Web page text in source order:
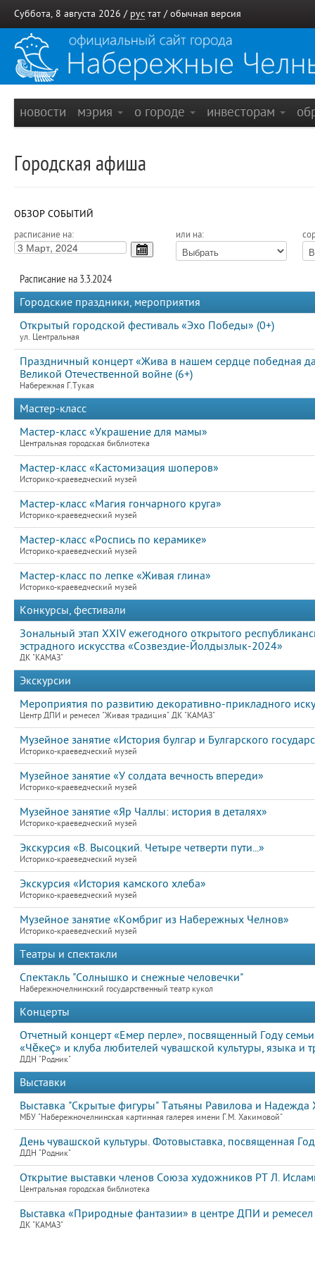
Суббота, 8 августа 2026 / рус тат / обычная версия
новости мэрия о городе инвесторам
Городская афиша
ОБЗОР СОБЫТИЙ
расписание на: или на:
Расписание на 3.3.2024
Городские праздники, мероприятия
Открытый городской фестиваль «Эхо Победы» (0+)
ул. Центральная
Праздничный концерт «Жива в нашем сердце победная
Великой Отечественной войне (6+)
Набережная Г.Тукая
Мастер-класс
Мастер-класс «Украшение для мамы»
Центральная городская библиотека
Мастер-класс «Кастомизация шоперов»
Историко-краеведческий музей
Мастер-класс «Магия гончарного круга»
Историко-краеведческий музей
Мастер-класс «Роспись по керамике»
Историко-краеведческий музей
Мастер-класс по лепке «Живая глина»
Историко-краеведческий музей
Конкурсы, фестивали
Зональный этап XXIV ежегодного открытого
эстрадного искусства «Созвездие-Йолдызлык-2024»
ДК "КАМАЗ"
Экскурсии
Мероприятия по развитию декоративно-прикладного
Центр ДПИ и ремесел "Живая традиция" ДК "КАМАЗ"
Музейное занятие «История булгар и Булгарского
Историко-краеведческий музей
Музейное занятие «У солдата вечность впереди»
Историко-краеведческий музей
Музейное занятие «Яр Чаллы: история в деталях»
Историко-краеведческий музей
Экскурсия «В. Высоцкий. Четыре четверти пути...»
Историко-краеведческий музей
Экскурсия «История камского хлеба»
Историко-краеведческий музей
Музейное занятие «Комбриг из Набережных Челнов»
Историко-краеведческий музей
Театры и спектакли
Спектакль "Солнышко и снежные человечки"
Набережночелнинский государственный театр кукол
Концерты
Отчетный концерт «Емер перле», посвященный Году
«Чĕкеç» и клуба любителей чувашской культуры, языка и
ДДН "Родник"
Выставки
Выставка "Скрытые фигуры" Татьяны Равилова и Надежда
МБУ "Набережночелнинская картинная галерея имени Г.М. Хакимовой"
День чувашской культуры. Фотовыставка, посвященная
ДДН "Родник"
Открытие выставки членов Союза художников РТ Л.
Центральная городская библиотека
Выставка «Природные фантазии» в центре ДПИ и
ДК "КАМАЗ"